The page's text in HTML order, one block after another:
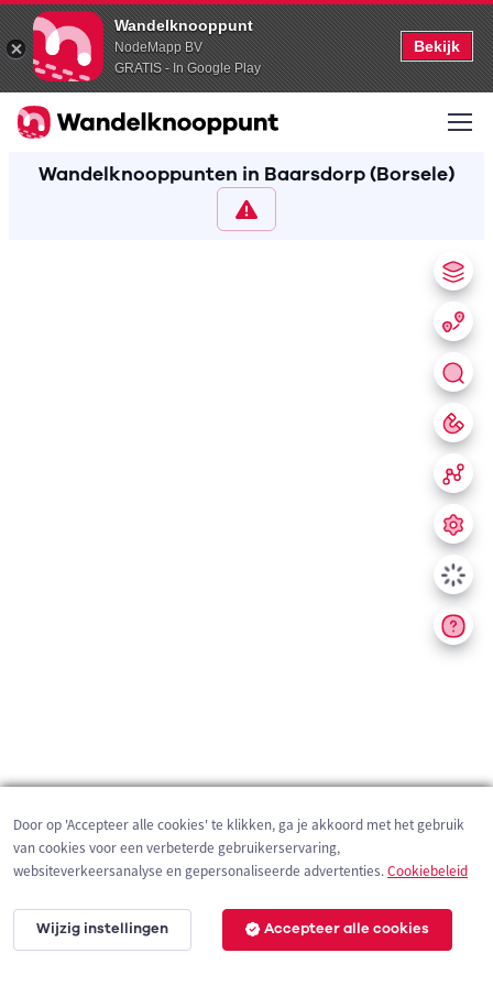
Wandelknooppunt
NodeMapp BV
GRATIS - In Google Play
Bekijk
Wandelknooppunten in Baarsdorp (Borsele)
200 m
Door op 'Accepteer alle cookies' te klikken, ga je akkoord met het gebruik
van cookies voor een verbeterde gebruikerservaring,
websiteverkeersanalyse en gepersonaliseerde advertenties.Cookiebeleid
Wijzig instellingen Accepteer alle cookies